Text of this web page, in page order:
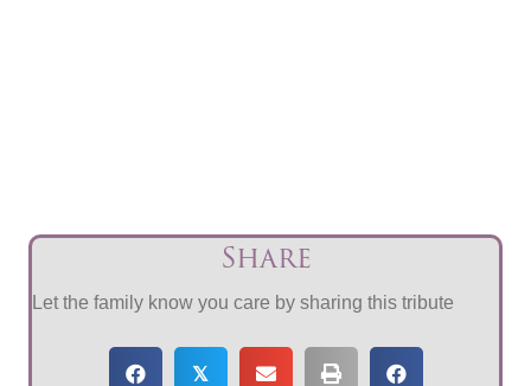
Share
Let the family know you care by sharing this tribute
𝕏